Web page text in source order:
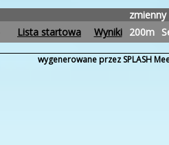
zmienny
Lista startowa Wyniki 200m
wygenerowane przez SPLASH